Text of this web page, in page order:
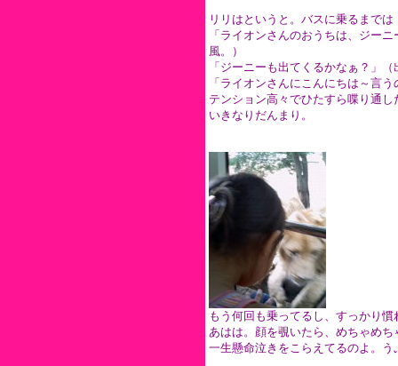
リリはというと。バスに乗るまでは
「ライオンさんのおうちは、ジー
風。）
「ジーニーも出てくるかなぁ？」
「ライオンさんにこんにちは～言
テンション高々でひたすら喋り通
いきなりだんまり。
もう何回も乗ってるし、すっかり
あはは。顔を覗いたら、めちゃめ
一生懸命泣きをこらえてるのよ。